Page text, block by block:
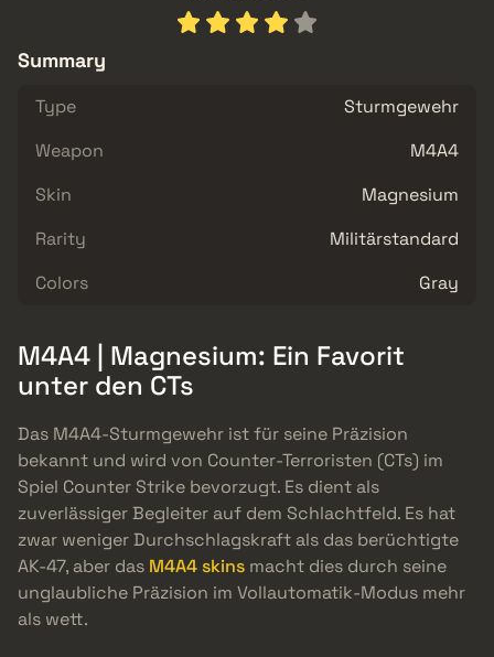
Summary
Type
Sturmgewehr
Weapon
M4A4
Skin
Magnesium
Rarity
Militärstandard
Colors
Gray
M4A4 | Magnesium: Ein Favorit
unter den CTs
Das M4A4-Sturmgewehr ist für seine Präzision
bekannt und wird von Counter-Terroristen (CTs) im
Spiel Counter Strike bevorzugt. Es dient als
zuverlässiger Begleiter auf dem Schlachtfeld. Es hat
zwar weniger Durchschlagskraft als das berüchtigte
AK-47, aber das M4A4 skins macht dies durch seine
unglaubliche Präzision im Vollautomatik-Modus mehr
als wett.